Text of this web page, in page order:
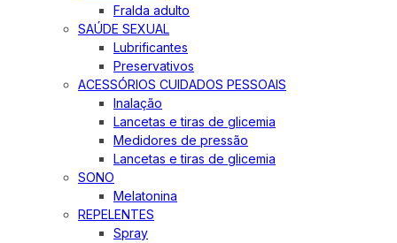
Fralda adulto
SAÚDE SEXUAL
Lubrificantes
Preservativos
ACESSÓRIOS CUIDADOS PESSOAIS
Inalação
Lancetas e tiras de glicemia
Medidores de pressão
Lancetas e tiras de glicemia
SONO
Melatonina
REPELENTES
Spray